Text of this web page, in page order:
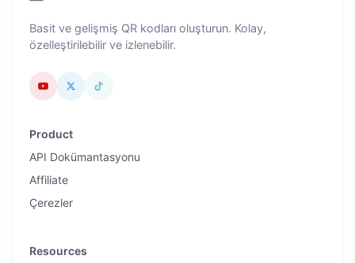
Basit ve gelişmiş QR kodları oluşturun. Kolay,
özelleştirilebilir ve izlenebilir.
Product
API Dokümantasyonu
Affiliate
Çerezler
Resources